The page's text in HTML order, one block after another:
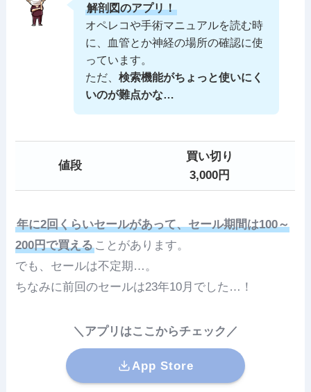
解剖図のアプリ！
オペレコや手術マニュアルを読む時
に、血管とか神経の場所の確認に使
っています。
ただ、 検索機能がちょっと使いにく
いのが難点かな…
値段
買い切り
3,000円
年に2回くらいセールがあって、セール期間は100～
200円で買えることがあります。
でも、セールは不定期…。
ちなみに前回のセールは23年10月でした…！
＼アプリはここからチェック／
App Store